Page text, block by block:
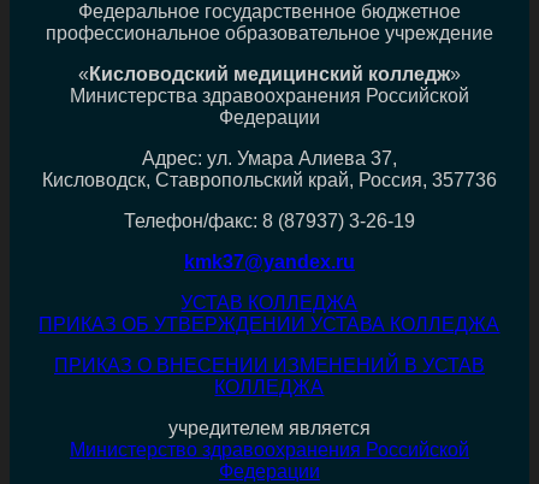
Федеральное государственное бюджетное
профессиональное образовательное учреждение
« Кисловодский медицинский колледж»
Министерства здравоохранения Российской
Федерации
Адрес: ул. Умара Алиева 37,
Кисловодск, Ставропольский край, Россия, 357736
Телефон/факс: 8 (87937) 3-26-19
kmk37@yandex.ru
УСТАВ КОЛЛЕДЖА
ПРИКАЗ ОБ УТВЕРЖДЕНИИ УСТАВА КОЛЛЕДЖА
ПРИКАЗ О ВНЕСЕНИИ ИЗМЕНЕНИЙ В УСТАВ
КОЛЛЕДЖА
учредителем является
Министерство здравоохранения Российской
Федерации